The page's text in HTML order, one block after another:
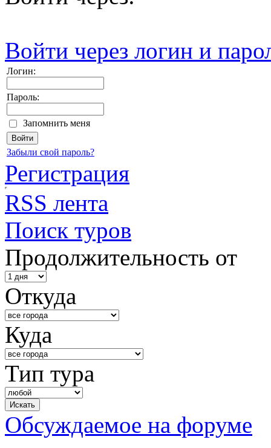
Войти через логин и
Логин:
Пароль:
Запомнить меня
Забыли свой пароль?
Регистрация
RSS лента
Поиск туров
Продолжительность от
Откуда
Куда
Тип тура
Обсуждаемое на форуме